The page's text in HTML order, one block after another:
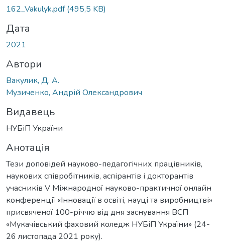
162_Vakulyk.pdf(495,5 KB)
Дата
2021
Автори
Вакулик, Д. А.
Музиченко, Андрій Олександрович
Видавець
НУБіП України
Анотація
Тези доповідей науково-педагогічних працівників,
наукових співробітників, аспірантів і докторантів
учасників V Міжнародної науково-практичної онлайн
конференції «Інновації в освіті, науці та виробництві»
присвяченої 100-річчю від дня заснування ВСП
«Мукачівський фаховий коледж НУБіП України» (24-
26 листопада 2021 року).